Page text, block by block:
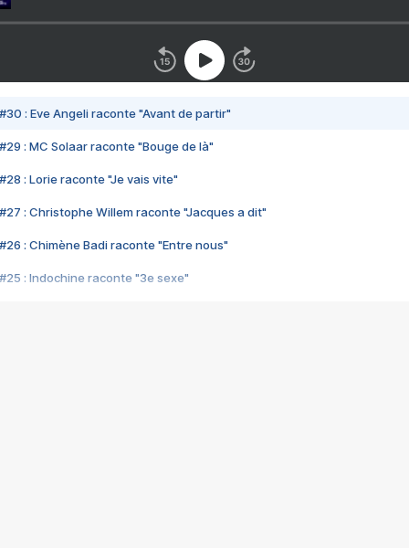
#30 : Eve Angeli raconte "Avant de partir"
#29 : MC Solaar raconte "Bouge de là"
#28 : Lorie raconte "Je vais vite"
#27 : Christophe Willem raconte "Jacques a dit"
#26 : Chimène Badi raconte "Entre nous"
#25 : Indochine raconte "3e sexe"